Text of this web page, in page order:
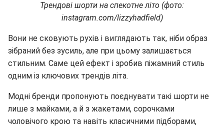
Трендові шорти на спекотне літо (фото:
instagram.com/lizzyhadfield)
Вони не сковують рухів і виглядають так, ніби образ
зібраний без зусиль, але при цьому залишається
стильним. Саме цей ефект і зробив піжамний стиль
одним із ключових трендів літа.
Модні бренди пропонують поєднувати такі шорти не
лише з майками, а й з жакетами, сорочками
чоловічого крою та навіть класичними підборами,